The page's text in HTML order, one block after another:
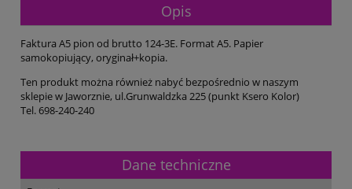
Opis
Faktura A5 pion od brutto 124-3E. Format A5. Papier
samokopiujący, oryginał+kopia.
Ten produkt można również nabyć bezpośrednio w naszym
sklepie w Jaworznie, ul.Grunwaldzka 225 (punkt Ksero Kolor)
Tel. 698-240-240
Dane techniczne